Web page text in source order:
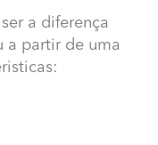
a diferença
a partir de uma